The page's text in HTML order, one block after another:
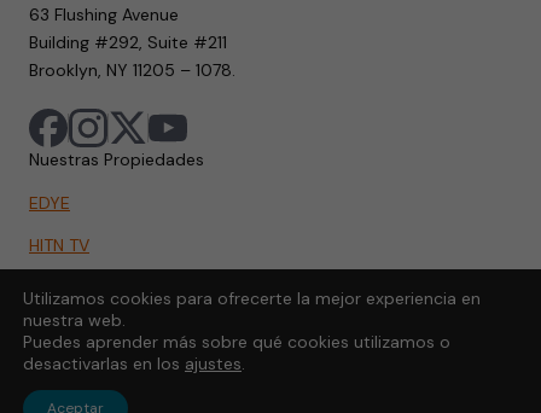
63 Flushing Avenue
Building #292, Suite #211
Brooklyn, NY 11205 – 1078.
Nuestras Propiedades
EDYE
HITN TV
HITN.ORG
HITN GO
Utilizamos cookies para ofrecerte la mejor experiencia en
nuestra web.
Puedes aprender más sobre qué cookies utilizamos o
desactivarlas en los ajustes.
Aceptar